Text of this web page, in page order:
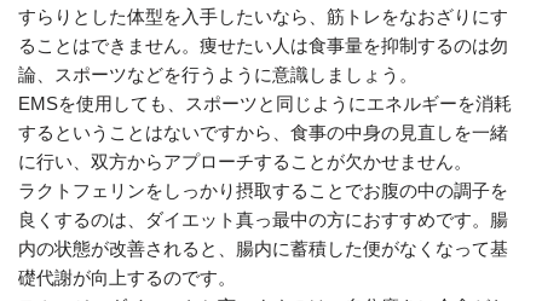
すらりとした体型を入手したいなら、筋トレをなおざりにす
ることはできません。痩せたい人は食事量を抑制するのは勿
論、スポーツなどを行うように意識しましょう。
EMSを使用しても、スポーツと同じようにエネルギーを消耗
するということはないですから、食事の中身の見直しを一緒
に行い、双方からアプローチすることが欠かせません。
ラクトフェリンをしっかり摂取することでお腹の中の調子を
良くするのは、ダイエット真っ最中の方におすすめです。腸
内の状態が改善されると、腸内に蓄積した便がなくなって基
礎代謝が向上するのです。